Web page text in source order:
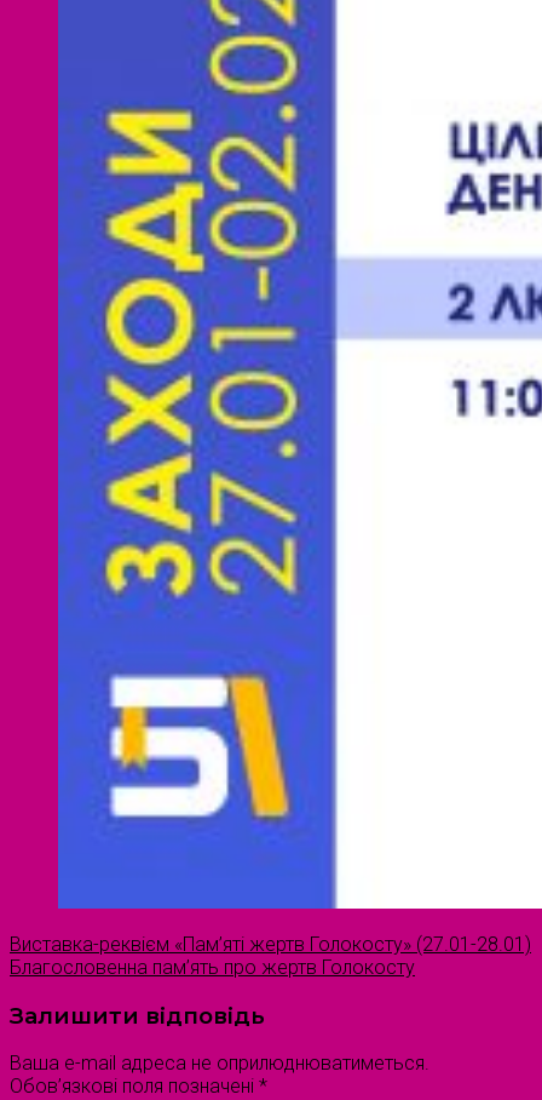
Виставка-реквієм «Пам’яті жертв Голокосту» (27.01-28.01)
Благословенна пам’ять про жертв Голокосту
Залишити відповідь
Ваша e-mail адреса не оприлюднюватиметься.
Обов’язкові поля позначені *